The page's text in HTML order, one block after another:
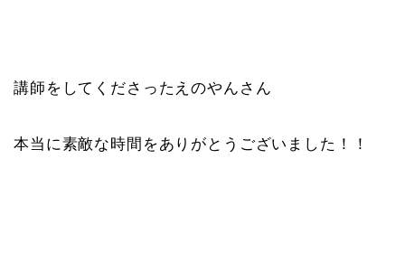
講師をしてくださったえのやんさん
本当に素敵な時間をありがとうございました！！